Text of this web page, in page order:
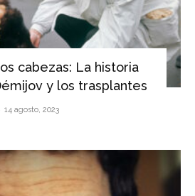
cabezas: La historia
y los trasplantes
14 agosto, 2023